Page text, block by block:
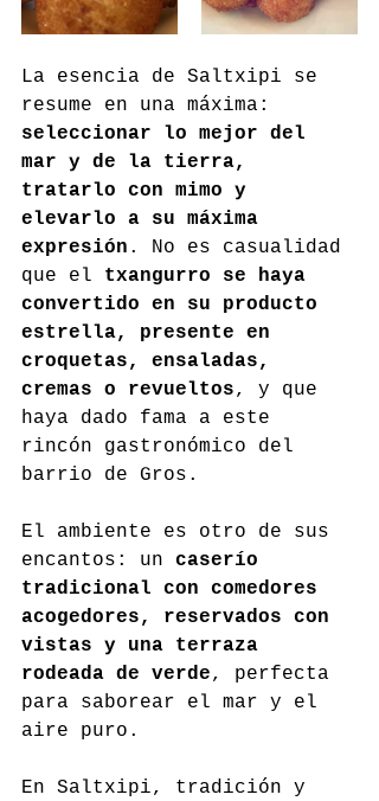
La esencia de Saltxipi se
resume en una máxima:
seleccionar lo mejor del
mar y de la tierra,
tratarlo con mimo y
elevarlo a su máxima
expresión . No es casualidad
que el txangurro se haya
convertido en su producto
estrella, presente en
croquetas, ensaladas,
cremas o revueltos, y que
haya dado fama a este
rincón gastronómico del
barrio de Gros.
El ambiente es otro de sus
encantos: un caserío
tradicional con comedores
acogedores, reservados con
vistas y una terraza
rodeada de verde, perfecta
para saborear el mar y el
aire puro.
En Saltxipi, tradición y